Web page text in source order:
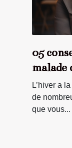
05
L’hiver a
de
que vous...